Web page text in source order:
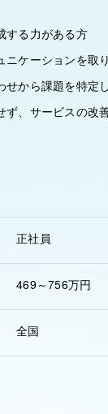
する力がある方
ニケーションを取
せから課題を特定
ず、サービスの
正社員
469～756万円
全国